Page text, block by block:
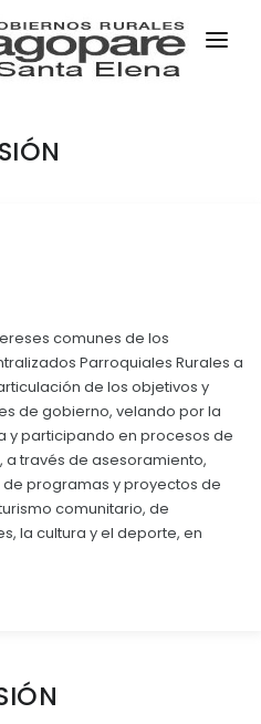
- PAC
- POA
creación parroquiales
comunes de los
Parroquiales Rurales a
de los objetivos y
de gobierno, velando por la
y participando en procesos de
a través de asesoramiento,
programas y proyectos de
comunitario, de
la cultura y el deporte, en